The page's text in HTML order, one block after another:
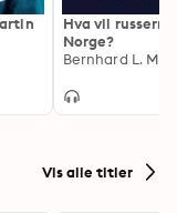
Hva vil
Norge?
Bernhard L.
Vis alle titler